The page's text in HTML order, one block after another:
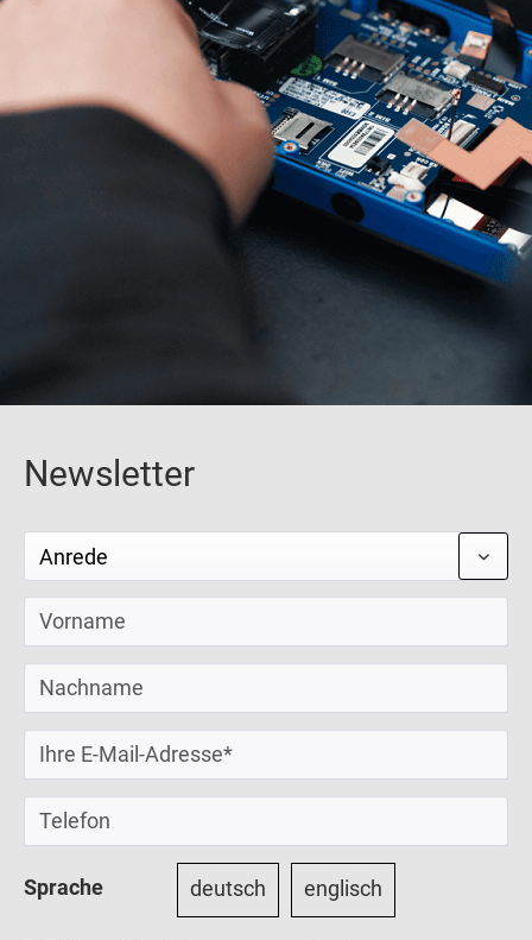
Newsletter
Sprache deutsch englisch